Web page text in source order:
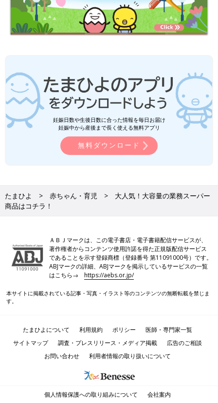
妊娠日数や生後日数に合った情報を毎日お届け
妊娠中から産後まで長く使える無料アプリ
無料ダウンロード
たまひよ 赤ちゃん・育児
大人気！大容量の業務スーパー
商品はコチラ！
ＡＢＪマークは、この電子書店・電子書籍配信サービスが、
著作権者からコンテンツ使用許諾を得た正規版配信サービス
であることを示す登録商標（登録番号 第11091000号）です。
ABJマークの詳細、ABJマークを掲示しているサービスの一覧
はこちら→https://aebs.or.jp/
本サイトに掲載されている記事・写真・イラスト等のコンテンツの無断転載を禁じま
す。
たまひよについて 利用規約 ポリシー
医師・専門家一覧
サイトマップ
調査・プレスリリース・メディア掲載
広告のご相談
お問い合わせ
利用者情報の取り扱いについて
個人情報保護への取り組みについて 会社案内